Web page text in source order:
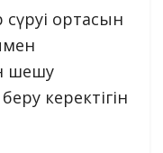
ортасын
шешу
керектігін